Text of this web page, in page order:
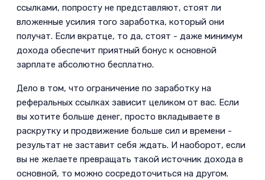
ссылками, попросту не представляют, стоят ли
вложенные усилия того заработка, который они
получат. Если вкратце, то да, стоят - даже минимум
дохода обеспечит приятный бонус к основной
зарплате абсолютно бесплатно.­
Дело в том, что ограничение по заработку на
реферальных ссылках зависит целиком от вас. Если
вы хотите больше денег, просто вкладываете в
раскрутку и продвижение больше сил и времени -
результат не заставит себя ждать. И наоборот, если
вы не желаете превращать такой источник дохода в
основной, то можно сосредоточиться на другом.­